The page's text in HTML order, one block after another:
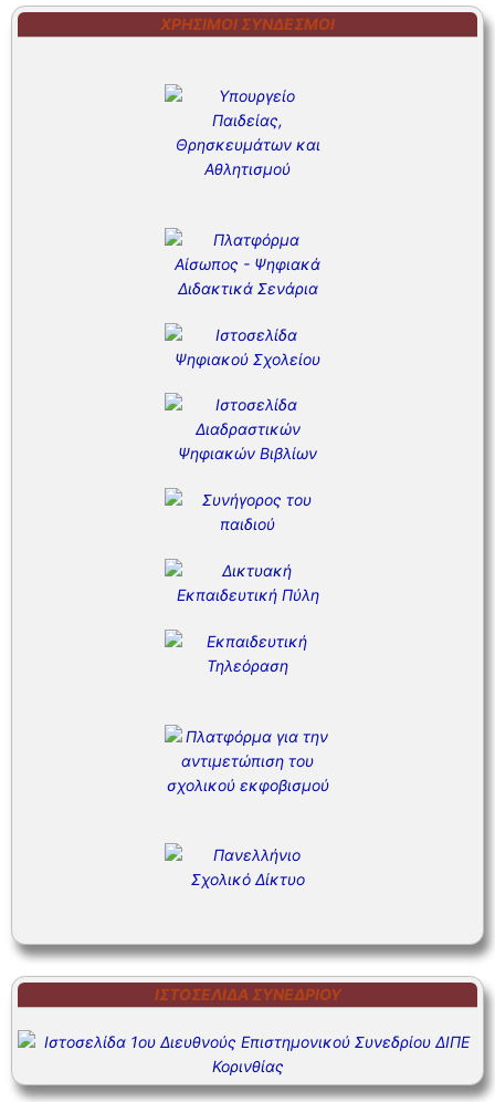
ΧΡΉΣΙΜΟΙ ΣΎΝΔΕΣΜΟΙ
ΙΣΤΟΣΕΛΊΔΑ ΣΥΝΕΔΡΊΟΥ